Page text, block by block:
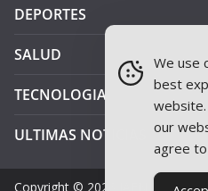
DEPORTES
SALUD
TECNOLOGIA
ULTIMAS NOTICIAS
Copyright © 2026 JAEN PLUS
We use
best
our
agree